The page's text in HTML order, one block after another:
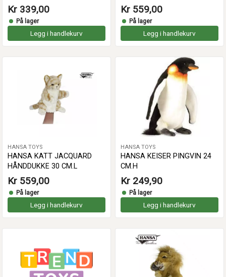
Kr 339,00
På lager
Legg i handlekurv
CM.
Kr 559,00
På lager
Legg i handlekurv
HANSA TOYS
HANSA KATT JACQUARD
HÅNDDUKKE 30 CM.L
Kr 559,00
På lager
Legg i handlekurv
HANSA TOYS
HANSA KEISER PINGVIN 24
CM.H
Kr 249,90
På lager
Legg i handlekurv